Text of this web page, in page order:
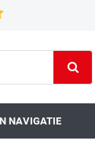
NAVIGATIE